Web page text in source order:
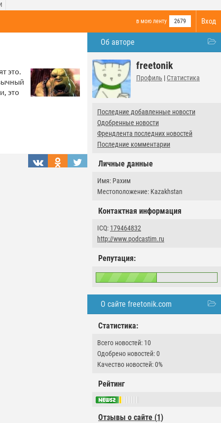
Вход
в мою ленту 2679
Об авторе
freetonik
Профиль | Статистика
Последние добавленные новости
Одобренные новости
Френдлента последних новостей
Последние комментарии
Личные данные
Имя: Рахим
Местоположение: Kazakhstan
Контактная информация
ICQ: 179464832
http://www.podcastim.ru
Репутация:
О сайте freetonik.com
Статистика:
Всего новостей: 10
Одобрено новостей: 0
Качество новостей: 0%
Рейтинг
Отзывы о сайте (1)
это.
это